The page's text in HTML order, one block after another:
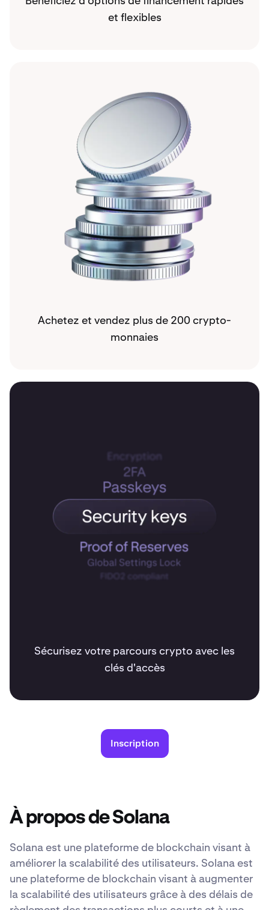
et flexibles
Achetez et vendez plus de 200 crypto-
monnaies
Sécurisez votre parcours crypto avec les
clés d'accès
Inscription
À propos de Solana
Solana est une plateforme de blockchain visant à
améliorer la scalabilité des utilisateurs. Solana est
une plateforme de blockchain visant à augmenter
la scalabilité des utilisateurs grâce à des délais de